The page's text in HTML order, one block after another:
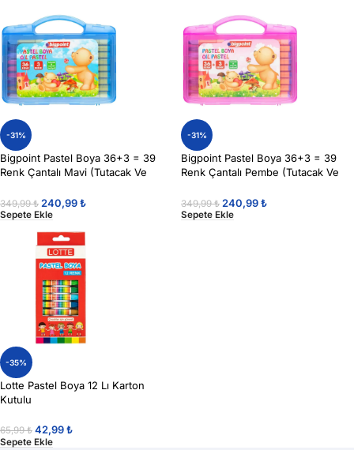
-31%
Bigpoint Pastel Boya 36+3 = 39
Renk Çantalı Mavi (Tutacak Ve
349,99₺ 240,99₺
Sepete Ekle
-31%
Bigpoint Pastel Boya 36+3 = 39
Renk Çantalı Pembe (Tutacak Ve
349,99₺ 240,99₺
Sepete Ekle
-35%
Lotte Pastel Boya 12 Lı Karton
Kutulu
65,99₺ 42,99₺
Sepete Ekle